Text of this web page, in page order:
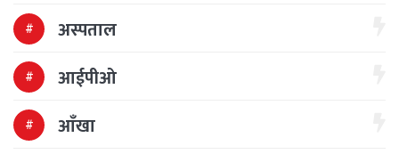
अस्पताल
आईपीओ
आँखा